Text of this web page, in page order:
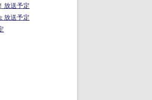
放送予定
放送予定